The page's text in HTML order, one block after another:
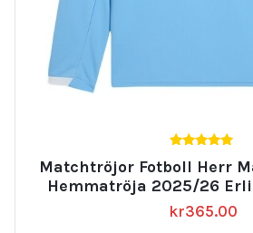
av 5
Matchtröjor Fotboll Herr
Hemmatröja 2025/26
kr365.00